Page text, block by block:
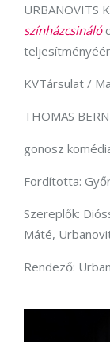
URBANOVITS
színházcsináló
KVTársulat /
THOMAS
gonosz
Fordította:
Szereplők:
Máté,
Rendező: